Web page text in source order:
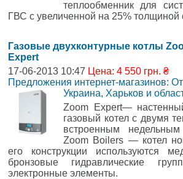
теплообменник для
ГВС с увеличенной на 25% толщиной
Газовые двухконтурные котлы
Expert
17-06-2013 10:47 Цена: 4 550 грн. ₴
Предложения интернет-магазинов:
Украина, Харьков и
Zoom Expert—
газовый котел с двумя
встроенным
Zoom Boilers — котел
его конструкции используются
бронзовые гидравлические
электронные элементы.